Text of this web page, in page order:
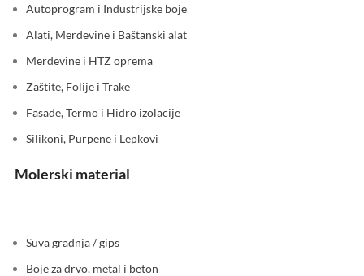
Autoprogram i Industrijske boje
Alati, Merdevine i Baštanski alat
Merdevine i HTZ oprema
Zaštite, Folije i Trake
Fasade, Termo i Hidro izolacije
Silikoni, Purpene i Lepkovi
Molerski material
Suva gradnja / gips
Boje za drvo, metal i beton